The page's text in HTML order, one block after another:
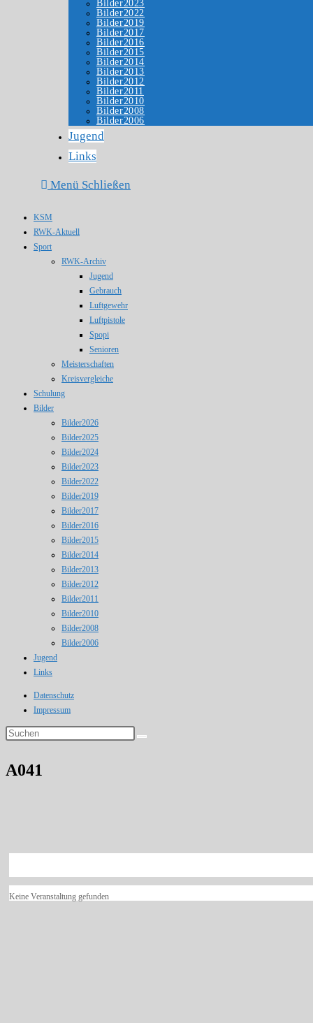
Bilder2023
Bilder2022
Bilder2019
Bilder2017
Bilder2016
Bilder2015
Bilder2014
Bilder2013
Bilder2012
Bilder2011
Bilder2010
Bilder2008
Bilder2006
Jugend
Links
Menü Schließen
KSM
RWK-Aktuell
Sport
RWK-Archiv
Jugend
Gebrauch
Luftgewehr
Luftpistole
Spopi
Senioren
Meisterschaften
Kreisvergleiche
Schulung
Bilder
Bilder2026
Bilder2025
Bilder2024
Bilder2023
Bilder2022
Bilder2019
Bilder2017
Bilder2016
Bilder2015
Bilder2014
Bilder2013
Bilder2012
Bilder2011
Bilder2010
Bilder2008
Bilder2006
Jugend
Links
Datenschutz
Impressum
Diese
Website
A041
Keine Veranstaltung gefunden